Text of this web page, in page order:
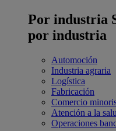
Por industria
por industria
Automoción
Industria agraria
Logística
Fabricación
Comercio
Atención a la
Operaciones